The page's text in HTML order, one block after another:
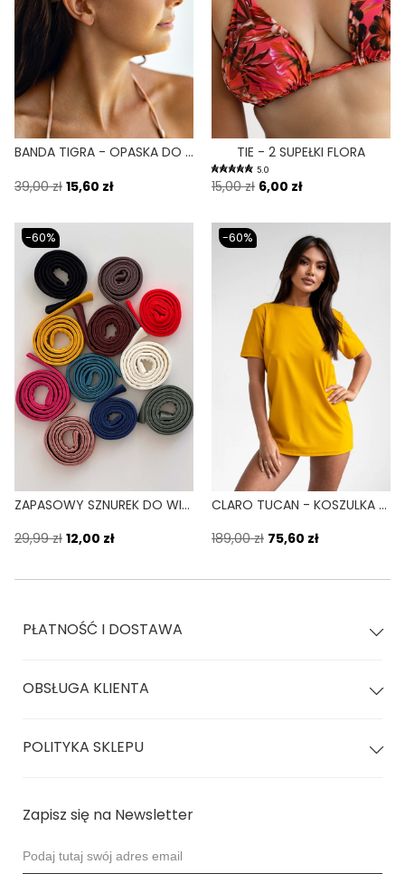
BANDA TIGRA - OPASKA DO WŁOSÓW ELASTYCZNA PRINT
39,00 zł 15,60 zł
TIE - 2 SUPEŁKI FLORA
5.0
15,00 zł 6,00 zł
-60%
ZAPASOWY SZNUREK DO WIĄZANIA BIKINI LINDA ŻÓŁTY TUCAN
29,99 zł 12,00 zł
-60%
CLARO TUCAN - KOSZULKA KĄPIELOWA OCHRONA UV ŻÓŁTY
189,00 zł 75,60 zł
PŁATNOŚĆ I DOSTAWA
OBSŁUGA KLIENTA
POLITYKA SKLEPU
Zapisz się na Newsletter